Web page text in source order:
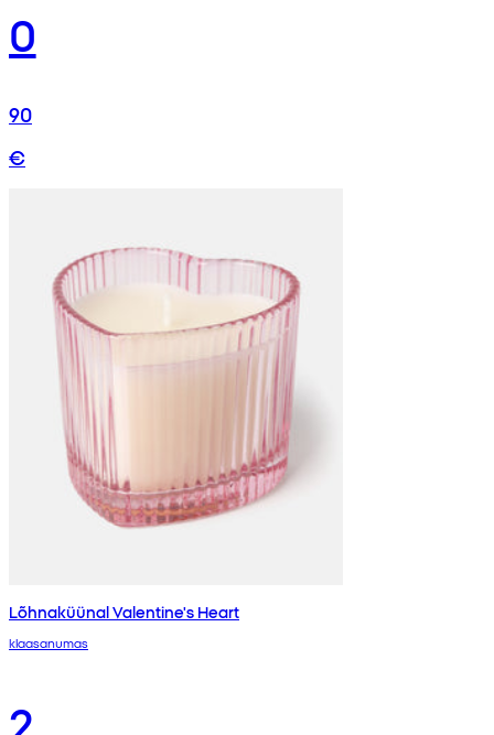
0
90
€
Lõhnaküünal Valentine's Heart
klaasanumas
2